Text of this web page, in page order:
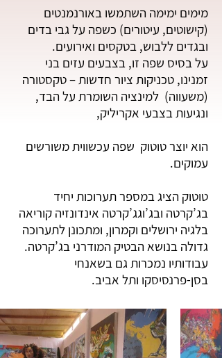
מימים ימימה השתמשו באורנמנטים
(קישוטים, עיטורים) כשפה על גבי בדים
ובגדים ללבוש, בטקסים ואירועים.
על בסיס שפה זו, בצבעים עזים בני
זמנינו, טכניקות ציור חדשות – טקסטורה
(משעווה) למינציה השומרת על הבד,
ונגיעות בצבעי אקריליק,
הוא יוצר טוטוק שפה עכשווית משורשים
עמוקים.
טוטוק הציג במספר תערוכות יחיד
בג’קרטה ובג’וגג’קרטה אינדונזיה קוריאה
בלגיה ירושלים וקמרון, ומתכונן לתערוכה
גדולה בנושא הבטיק המודרני בג’קרטה.
עבודותיו נמכרות גם בשאנחי
בסן-פרנסיסקו ותל אביב.